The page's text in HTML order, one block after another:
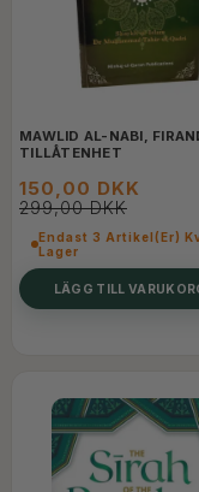
MAWLID AL-NABI,
TILLÅTENHET
150,00 DKK
299,00 DKK
Endast 3 Artikel(er)
Lager
LÄGG TILL